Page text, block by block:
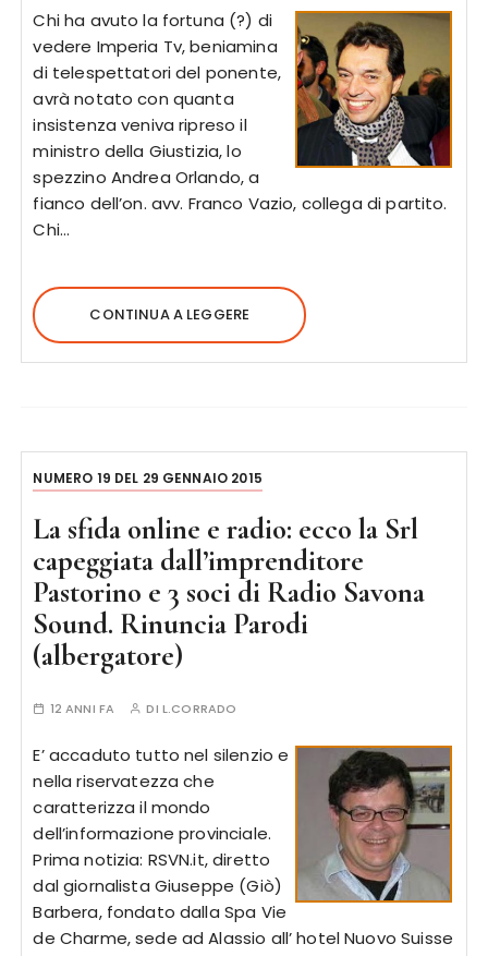
Chi ha avuto la fortuna (?) di
vedere Imperia Tv, beniamina
di telespettatori del ponente,
avrà notato con quanta
insistenza veniva ripreso il
ministro della Giustizia, lo
spezzino Andrea Orlando, a
fianco dell’on. avv. Franco Vazio, collega di partito.
Chi…
CONTINUA A LEGGERE
NUMERO 19 DEL 29 GENNAIO 2015
La sfida online e radio: ecco la Srl
capeggiata dall’imprenditore
Pastorino e 3 soci di Radio Savona
Sound. Rinuncia Parodi
(albergatore)
12 ANNI FA DI L.CORRADO
E’ accaduto tutto nel silenzio e
nella riservatezza che
caratterizza il mondo
dell’informazione provinciale.
Prima notizia: RSVN.it, diretto
dal giornalista Giuseppe (Giò)
Barbera, fondato dalla Spa Vie
de Charme, sede ad Alassio all’ hotel Nuovo Suisse